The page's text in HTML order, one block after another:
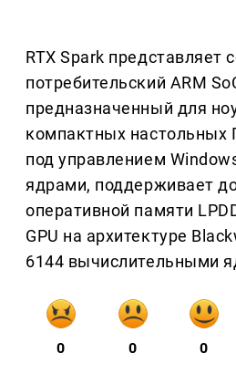
RTX Spark представляет
потребительский ARM
предназначенный для
компактных
под управлением
ядрами, поддерживает
оперативной памяти
GPU на архитектуре
6144 вычислительными
0 0 0